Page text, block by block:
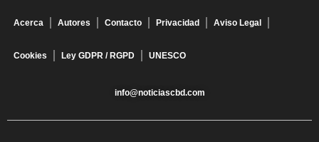
Acerca Autores Contacto Privacidad Aviso Legal
Cookies Ley GDPR / RGPD UNESCO
info@noticiascbd.com